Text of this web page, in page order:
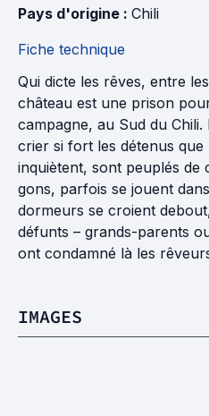
Pays d'origine : Chili
Fiche technique
Qui dicte les rêves, entre
château est une pri­son
cam­pagne, au Sud du
crier si fort les détenus que
inquiètent, sont peuplés
gons, parfois se jouent
dormeurs se croient
défunts – grands-parents
ont condamné là les
IMAGES